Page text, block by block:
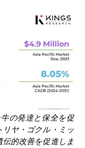
の発達と保全を促
ヤ・ゴクル・ミッ
的改善を促進しま